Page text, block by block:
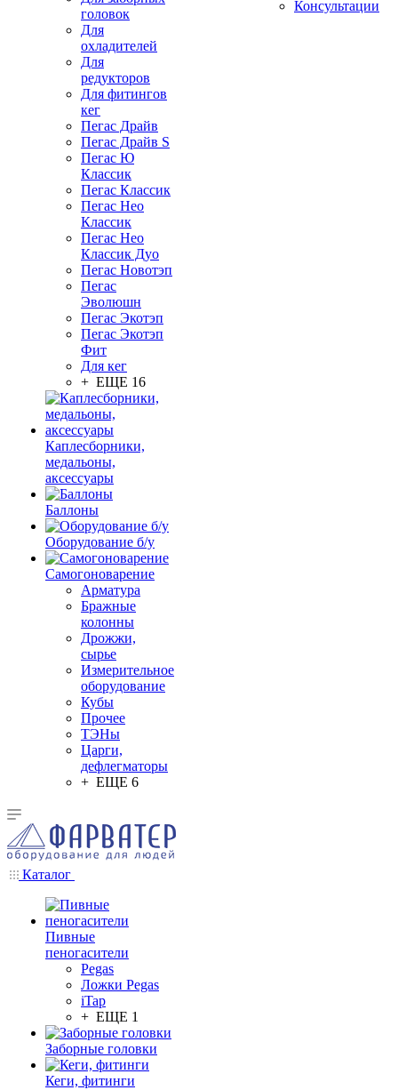
головок
Для
охладителей
Для
редукторов
Для фитингов
кег
Пегас Драйв
Пегас Драйв S
Пегас Ю
Классик
Пегас Классик
Пегас Нео
Классик
Пегас Нео
Классик Дуо
Пегас Новотэп
Пегас
Эволюшн
Пегас Экотэп
Пегас Экотэп
Фит
Для кег
+ ЕЩЕ 16
Каплесборники,
медальоны,
аксессуары
Баллоны
Оборудование б/у
Самогоноварение
Арматура
Бражные
колонны
Дрожжи,
сырье
Измерительное
оборудование
Кубы
Прочее
ТЭНы
Царги,
дефлегматоры
+ ЕЩЕ 6
Консультации
Каталог
Пивные
пеногасители
Pegas
Ложки Pegas
iTap
+ ЕЩЕ 1
Заборные головки
Кеги, фитинги